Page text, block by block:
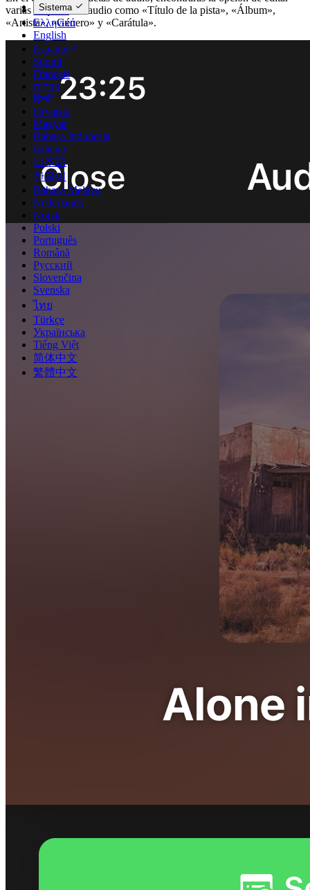
Deutsch
Ελληνικά
English
Español
Suomi
Français
עברית
हिन्दी
Hrvatski
Magyar
Bahasa Indonesia
Italiano
日本語
한국어
Bahasa Melayu
Nederlands
Norsk
Polski
Português
Română
Русский
Slovenčina
Svenska
ไทย
Türkçe
Українська
Tiếng Việt
简体中文
繁體中文
Sistema
varias etiquetas de audio como «Título de la pista», «Álbum»,
«Artista», «Género» y «Carátula».